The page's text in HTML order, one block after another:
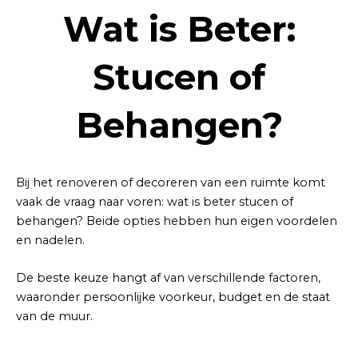
Wat is Beter:
Stucen of
Behangen?
Bij het renoveren of decoreren van een ruimte komt
vaak de vraag naar voren: wat is beter stucen of
behangen? Beide opties hebben hun eigen voordelen
en nadelen.
De beste keuze hangt af van verschillende factoren,
waaronder persoonlijke voorkeur, budget en de staat
van de muur.